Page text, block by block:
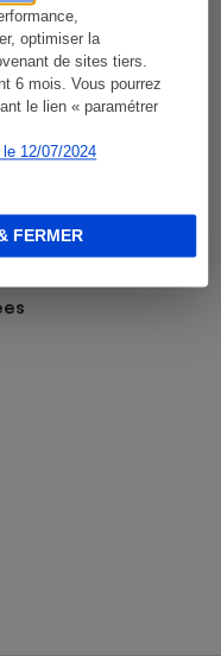
optimiser la
de sites tiers.
6 mois. Vous pourrez
le lien « paramétrer
12/07/2024
FERMER